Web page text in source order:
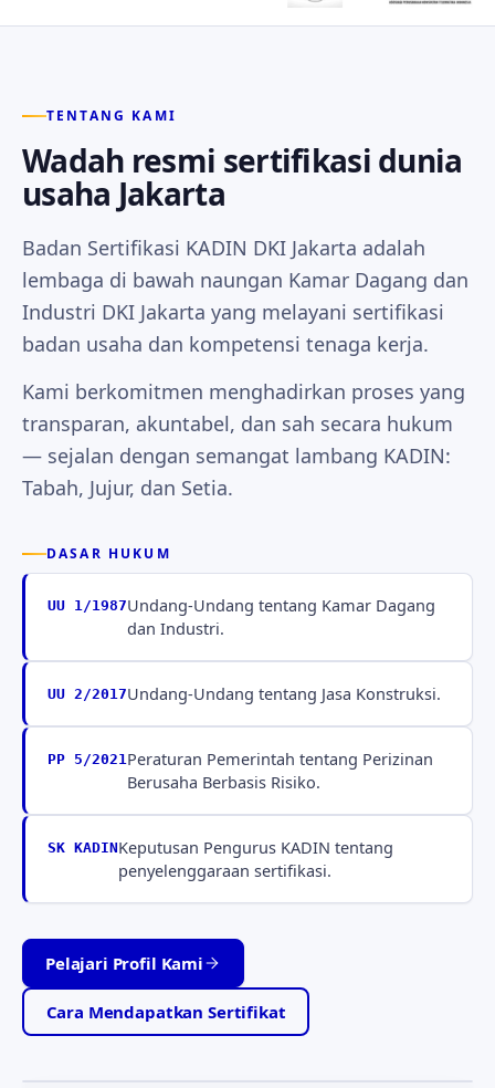
TENTANG KAMI
Wadah resmi sertifikasi dunia
usaha Jakarta
Badan Sertifikasi KADIN DKI Jakarta adalah
lembaga di bawah naungan Kamar Dagang dan
Industri DKI Jakarta yang melayani sertifikasi
badan usaha dan kompetensi tenaga kerja.
Kami berkomitmen menghadirkan proses yang
transparan, akuntabel, dan sah secara hukum
— sejalan dengan semangat lambang KADIN:
Tabah, Jujur, dan Setia.
DASAR HUKUM
UU 1/1987Undang-Undang tentang Kamar Dagang
dan Industri.
UU 2/2017Undang-Undang tentang Jasa Konstruksi.
PP 5/2021Peraturan Pemerintah tentang Perizinan
Berusaha Berbasis Risiko.
SK KADINKeputusan Pengurus KADIN tentang
penyelenggaraan sertifikasi.
Pelajari Profil Kami
Cara Mendapatkan Sertifikat
Tabah · Jujur · Setia
Motto yang memandu setiap layanan kami —
ketabahan, kejujuran, dan kesetiaan kepada anggota.